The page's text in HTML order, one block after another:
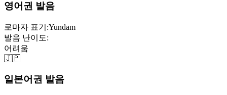
영어권 발음
로마자 표기:Yundam
발음 난이도:
어려움
🇯🇵
일본어권 발음